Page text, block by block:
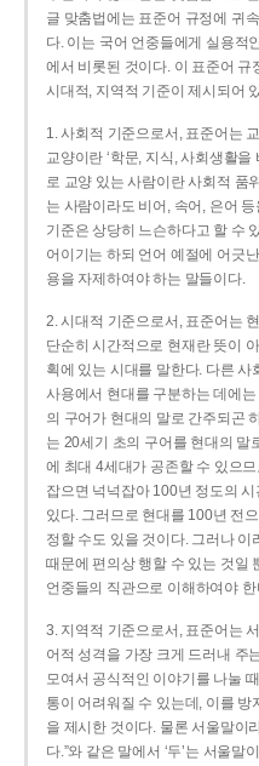
글 맞춤법에는 표준어 규정에 귀
다. 이는 국어 언중들에게 실용적
에서 비롯된 것이다. 이 표준어
시대적, 지역적 기준이 제시되어
1. 사회적 기준으로서, 표준어는
교양이란 ‘학문, 지식, 사회생활
로 교양 있는 사람이란 사회적 품
는 사람이라도 비어, 속어, 은어
기준은 상당히 느슨하다고 할 수
어이기는 하되 언어 예절에 어긋
용을 자제하여야 하는 말들이다.
2. 시대적 기준으로서, 표준어는
단순히 시간적으로 현재란 뜻이
획에 있는 시대를 말한다. 다른
사용에서 현대를 구분하는 데에
의 구어가 현대의 말로 간주되곤
는 20세기 초의 구어를 현대의 말
에 최대 4세대가 공존할 수 있으
잡으면 넉넉잡아 100년 정도의
있다. 그러므로 현대를 100년 전
정할 수도 있을 것이다. 그러나 이
때문에 편의상 행할 수 있는 것일
언중들의 직관으로 이해하여야 한
3. 지역적 기준으로서, 표준어는
어적 성격을 가장 크게 드러내 주
모여서 공식적인 이야기를 나눌
통이 어려워질 수 있는데, 이를
을 제시한 것이다. 물론 서울말이
다.”와 같은 말에서 ‘두’는 서울